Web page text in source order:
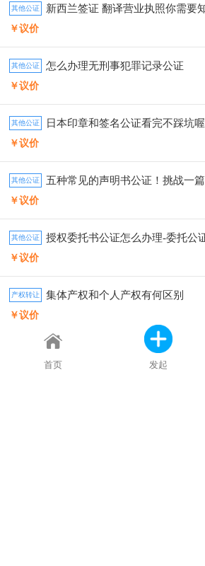
其他公证 新西兰签证 翻译营业执照你需要知道
￥议价
其他公证 怎么办理无刑事犯罪记录公证
￥议价
其他公证 日本印章和签名公证看完不踩坑喔
￥议价
其他公证 五种常见的声明书公证！挑战一篇说
￥议价
其他公证 授权委托书公证怎么办理-委托公
￥议价
产权转让 集体产权和个人产权有何区别
￥议价
划拨土地的房子可以买卖吗
首页 发起